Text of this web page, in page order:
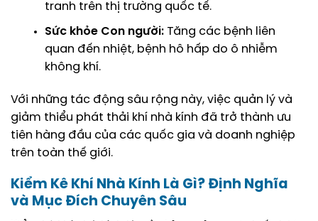
tranh trên thị trường quốc tế.
Sức khỏe Con người: Tăng các bệnh liên
quan đến nhiệt, bệnh hô hấp do ô nhiễm
không khí.
Với những tác động sâu rộng này, việc quản lý và
giảm thiểu phát thải khí nhà kính đã trở thành ưu
tiên hàng đầu của các quốc gia và doanh nghiệp
trên toàn thế giới.
Kiểm Kê Khí Nhà Kính Là Gì? Định Nghĩa
và Mục Đích Chuyên Sâu